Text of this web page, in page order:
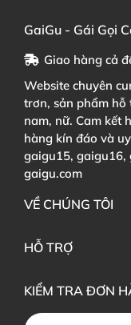
GaiGu - Gái Gọi
Giao hàng cả
Website chuyên
trơn, sản phẩm hỗ
nam, nữ. Cam kết
hàng kín đáo và
gaigu15, gaigu16,
gaigu.com
VỀ CHÚNG TÔI
HỖ TRỢ
KIỂM TRA ĐƠN